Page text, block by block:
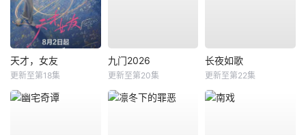
天才，女友
更新至第18集
九门2026
更新至第20集
长夜如歌
更新至第22集